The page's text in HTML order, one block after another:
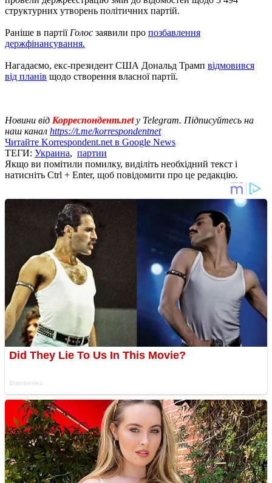
структурних утворень політичних партій.
Раніше в партії Голос заявили про позбавлення
держфінансування.
Нагадаємо, екс-президент США Дональд Трамп відмовився
від планів щодо створення власної партії.
Новини від Корреспондент.netу Telegram. Підписуйтесь на
наш канал https://t.me/korrespondentnet
Читайте Korrespondent.net в Google News
ТЕГИ: Украина, партии
Якщо ви помітили помилку, виділіть необхідний текст і
натисніть Ctrl + Enter, щоб повідомити про це редакцію.